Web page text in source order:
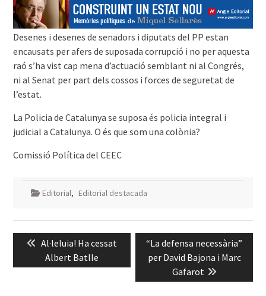
Desenes i desenes de senadors i diputats del PP estan
encausats per afers de suposada corrupció i no per aquesta
raó s’ha vist cap mena d’actuació semblant ni al Congrés,
ni al Senat per part dels cossos i forces de seguretat de
l’estat.
La Policia de Catalunya se suposa és policia integral i
judicial a Catalunya. O és que som una colònia?
Comissió Política del CEEC
Editorial, Editorial destacada
d'entrades
Previous
post:
Al·leluia! Ha cessat
Albert Batlle
Next
post:
“La defensa necessària”
per David Bajona i Marc
Gafarot